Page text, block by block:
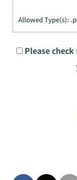
Allowed Type(s):
Please